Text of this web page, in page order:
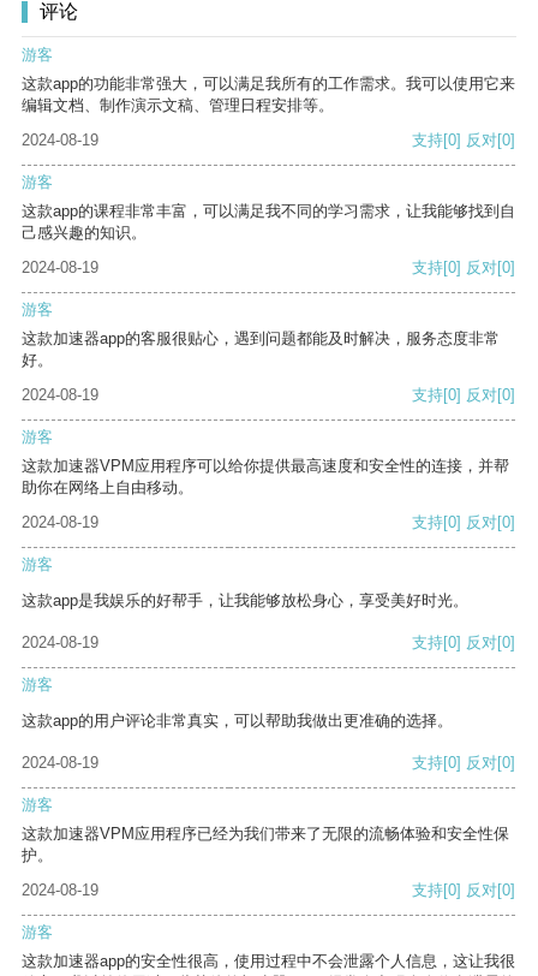
评论
游客
这款app的功能非常强大，可以满足我所有的工作需求。我可以使用它来
编辑文档、制作演示文稿、管理日程安排等。
2024-08-19
支持[0] 反对[0]
游客
这款app的课程非常丰富，可以满足我不同的学习需求，让我能够找到自
己感兴趣的知识。
2024-08-19
支持[0] 反对[0]
游客
这款加速器app的客服很贴心，遇到问题都能及时解决，服务态度非常
好。
2024-08-19
支持[0] 反对[0]
游客
这款加速器VPM应用程序可以给你提供最高速度和安全性的连接，并帮
助你在网络上自由移动。
2024-08-19
支持[0] 反对[0]
游客
这款app是我娱乐的好帮手，让我能够放松身心，享受美好时光。
2024-08-19 支持[0] 反对[0]
游客
这款app的用户评论非常真实，可以帮助我做出更准确的选择。
2024-08-19 支持[0] 反对[0]
游客
这款加速器VPM应用程序已经为我们带来了无限的流畅体验和安全性保
护。
2024-08-19
支持[0] 反对[0]
游客
这款加速器app的安全性很高，使用过程中不会泄露个人信息，这让我很